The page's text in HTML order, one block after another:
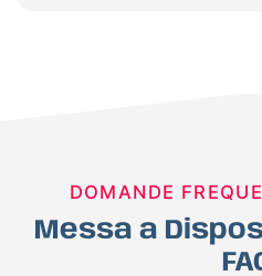
DOMANDE
Messa a